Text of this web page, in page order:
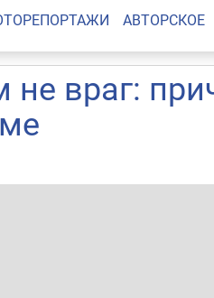
АВТОРСКОЕ
враг: